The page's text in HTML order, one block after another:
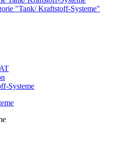
"Tank/ Kraftstoff-Systeme"
Systeme